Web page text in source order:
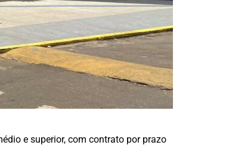
e superior, com contrato por prazo